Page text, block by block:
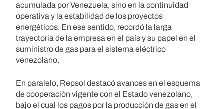
acumulada por Venezuela, sino en la continuidad
operativa y la estabilidad de los proyectos
energéticos. En ese sentido, recordó la larga
trayectoria de la empresa en el país y su papel en el
suministro de gas para el sistema eléctrico
venezolano.
En paralelo, Repsol destacó avances en el esquema
de cooperación vigente con el Estado venezolano,
bajo el cual los pagos por la producción de gas en el